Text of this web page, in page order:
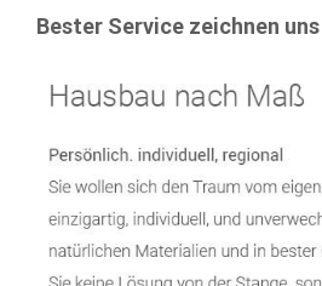
Bester Service zeichnen uns